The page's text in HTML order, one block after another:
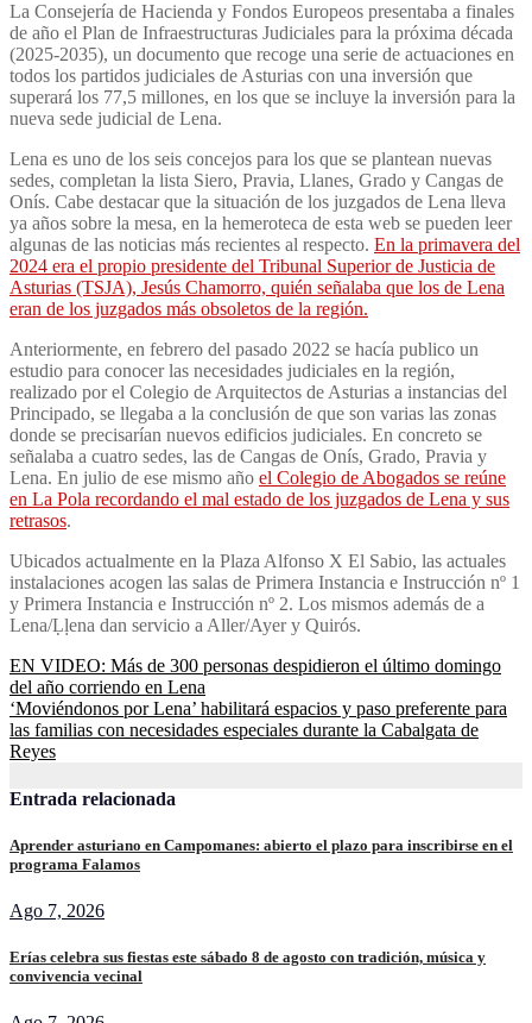
La Consejería de Hacienda y Fondos Europeos presentaba a finales
de año el Plan de Infraestructuras Judiciales para la próxima década
(2025-2035), un documento que recoge una serie de actuaciones en
todos los partidos judiciales de Asturias con una inversión que
superará los 77,5 millones, en los que se incluye la inversión para la
nueva sede judicial de Lena.
Lena es uno de los seis concejos para los que se plantean nuevas
sedes, completan la lista Siero, Pravia, Llanes, Grado y Cangas de
Onís. Cabe destacar que la situación de los juzgados de Lena lleva
ya años sobre la mesa, en la hemeroteca de esta web se pueden leer
algunas de las noticias más recientes al respecto. En la primavera del
2024 era el propio presidente del Tribunal Superior de Justicia de
Asturias (TSJA), Jesús Chamorro, quién señalaba que los de Lena
eran de los juzgados más obsoletos de la región.
Anteriormente, en febrero del pasado 2022 se hacía publico un
estudio para conocer las necesidades judiciales en la región,
realizado por el Colegio de Arquitectos de Asturias a instancias del
Principado, se llegaba a la conclusión de que son varias las zonas
donde se precisarían nuevos edificios judiciales. En concreto se
señalaba a cuatro sedes, las de Cangas de Onís, Grado, Pravia y
Lena. En julio de ese mismo año el Colegio de Abogados se reúne
en La Pola recordando el mal estado de los juzgados de Lena y sus
retrasos.
Ubicados actualmente en la Plaza Alfonso X El Sabio, las actuales
instalaciones acogen las salas de Primera Instancia e Instrucción nº 1
y Primera Instancia e Instrucción nº 2. Los mismos además de a
Lena/Ḷḷena dan servicio a Aller/Ayer y Quirós.
Navegación
de
entradas
EN VIDEO: Más de 300 personas despidieron el último domingo
del año corriendo en Lena
‘Moviéndonos por Lena’ habilitará espacios y paso preferente para
las familias con necesidades especiales durante la Cabalgata de
Reyes
Entrada relacionada
Aprender asturiano en Campomanes: abierto el plazo para inscribirse en el
programa Falamos
Ago 7, 2026
Erías celebra sus fiestas este sábado 8 de agosto con tradición, música y
convivencia vecinal